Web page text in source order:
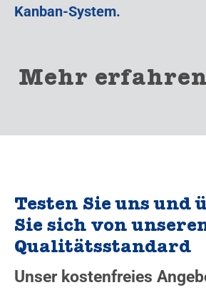
Testen Sie uns und
Sie sich von
Qualitätsstandard
Unser kostenfreies
Kanban-System.
Mehr erfahren